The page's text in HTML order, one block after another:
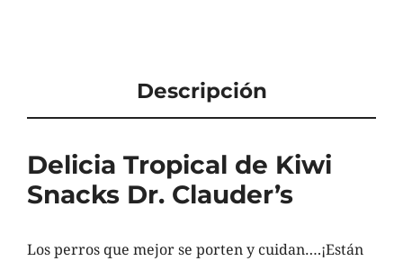
Descripción
Delicia Tropical de Kiwi
Snacks Dr. Clauder’s
Los perros que mejor se porten y cuidan….¡Están